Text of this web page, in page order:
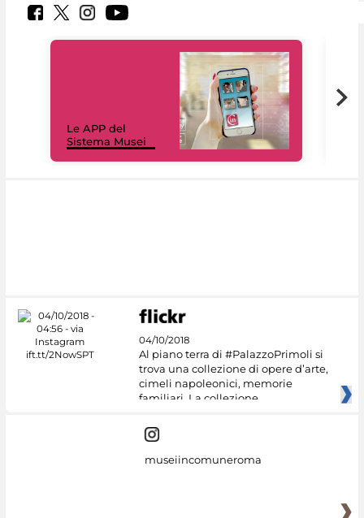
Le APP del
Sistema Musei
04/10/2018
Al piano terra di #PalazzoPrimoli si
trova una collezione di opere d’arte,
cimeli napoleonici, memorie
familiari. La collezione
museiincomuneroma